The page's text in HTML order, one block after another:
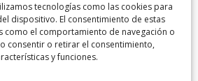
tecnologías como las cookies para
dispositivo. El consentimiento de estas
el comportamiento de navegación o
consentir o retirar el consentimiento,
y funciones.
derechos reservados.
Política de Cookies UE